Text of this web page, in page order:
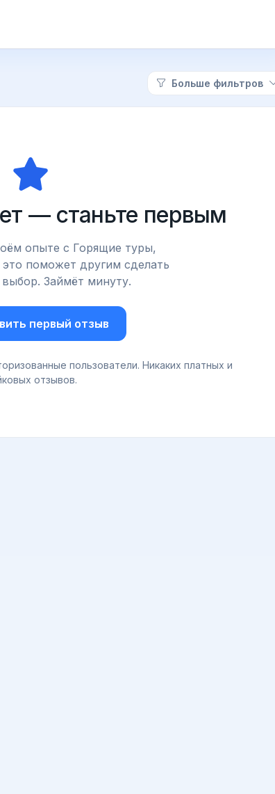
Больше фильтров
— станьте первым
опыте с Горящие туры,
поможет другим сделать
Займёт минуту.
первый отзыв
пользователи. Никаких платных и
отзывов.